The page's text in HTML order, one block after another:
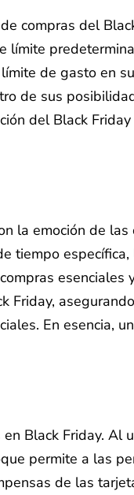
compras del
límite
de gasto en
de sus
del Black
la emoción de
tiempo
esenciales
Friday,
En esencia,
Black Friday. Al
permite a las
de las